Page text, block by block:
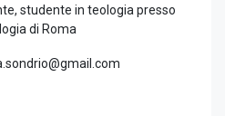
studente in teologia presso
di Roma